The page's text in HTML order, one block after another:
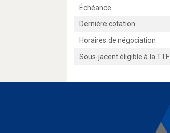
Échéance
Dernière cotation
Horaires de négociation
Sous-jacent éligible à la TTF